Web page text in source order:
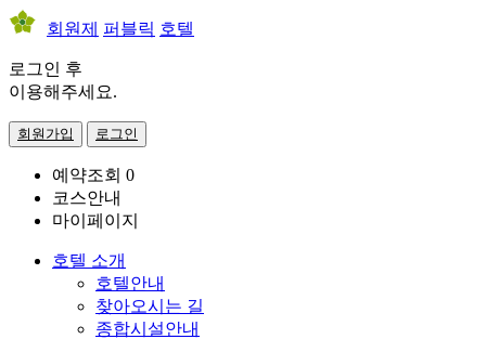
회원제 퍼블릭 호텔
로그인 후
이용해주세요.
회원가입 로그인
예약조회 0
코스안내
마이페이지
호텔 소개
호텔안내
찾아오시는 길
종합시설안내